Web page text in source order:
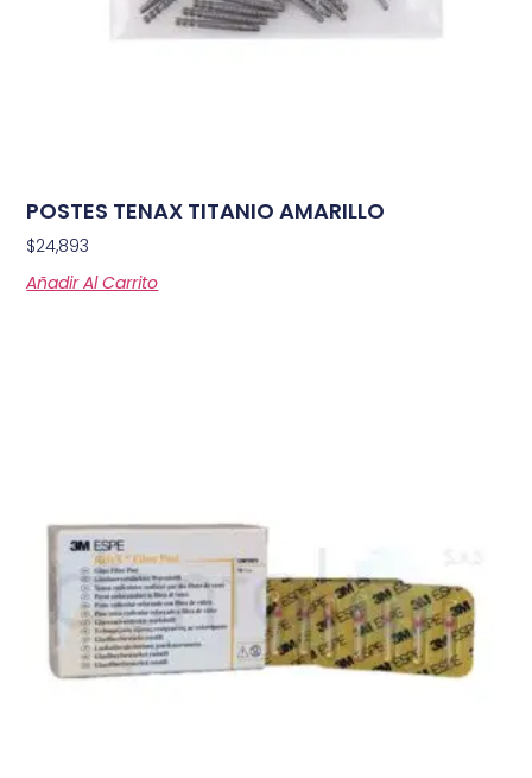
POSTES TENAX TITANIO AMARILLO
$24,893
Añadir Al Carrito